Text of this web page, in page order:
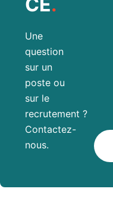
Une
question
sur un
poste ou
sur le
recrutement ?
Contactez-
nous.